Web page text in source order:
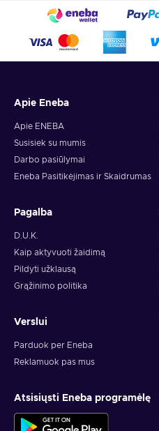
Apie Eneba
Apie ENEBA
Susisiek su mumis
Darbo pasiūlymai
Eneba Pasitikėjimas ir Skaidrumas
Pagalba
D.U.K.
Kaip aktyvuoti žaidimą
Pildyti užklausą
Grąžinimo politika
Verslui
Parduok per Eneba
Reklamuok pas mus
Atsisiųsti Eneba programėlę